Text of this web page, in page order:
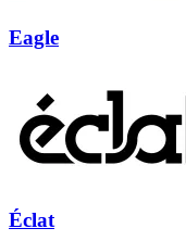
Eagle
Éclat